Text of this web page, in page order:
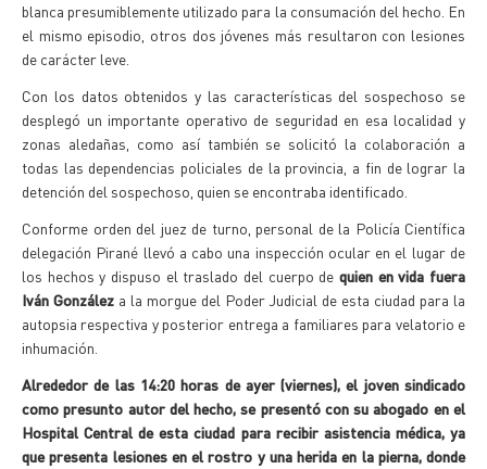
blanca presumiblemente utilizado para la consumación del hecho. En
el mismo episodio, otros dos jóvenes más resultaron con lesiones
de carácter leve.
Con los datos obtenidos y las características del sospechoso se
desplegó un importante operativo de seguridad en esa localidad y
zonas aledañas, como así también se solicitó la colaboración a
todas las dependencias policiales de la provincia, a fin de lograr la
detención del sospechoso, quien se encontraba identificado.
Conforme orden del juez de turno, personal de la Policía Científica
delegación Pirané llevó a cabo una inspección ocular en el lugar de
los hechos y dispuso el traslado del cuerpo de quien en vida fuera
Iván Gonzáleza la morgue del Poder Judicial de esta ciudad para la
autopsia respectiva y posterior entrega a familiares para velatorio e
inhumación.
Alrededor de las 14:20 horas de ayer (viernes), el joven sindicado
como presunto autor del hecho, se presentó con su abogado en el
Hospital Central de esta ciudad para recibir asistencia médica, ya
que presenta lesiones en el rostro y una herida en la pierna, donde